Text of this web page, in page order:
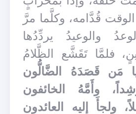
قُدَّامه، وكلَّما مرَّ
والوعيدُ يردِّدُها
فلمَّا تَقَشَّع الظَّلامُ
مَن قَصَدَهُ الضَّالُّون
وأَمَّهُ الخائفون
ولجأَ إليه العائدون